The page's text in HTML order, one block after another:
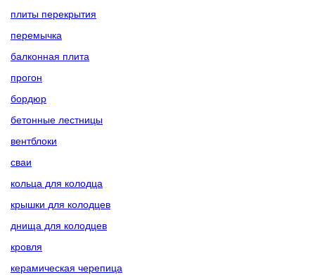
плиты перекрытия
перемычка
балконная плита
прогон
бордюр
бетонные лестницы
вентблоки
сваи
кольца для колодца
крышки для колодцев
днища для колодцев
кровля
керамическая черепица